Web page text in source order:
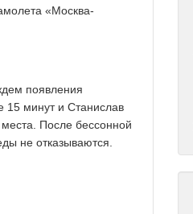
«Москва-
появления
15 минут и Станислав
После бессонной
не отказываются.